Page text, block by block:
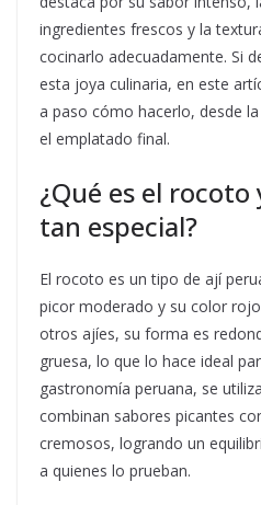
ingredientes frescos y la
cocinarlo adecuadamente. Si
esta joya culinaria, en este
a paso cómo hacerlo, desde
el emplatado final.
¿Qué es el rocoto
tan especial?
El rocoto es un tipo de ají
picor moderado y su color
otros ajíes, su forma es
gruesa, lo que lo hace ideal
gastronomía peruana, se
combinan sabores picantes
cremosos, logrando un
a quienes lo prueban.